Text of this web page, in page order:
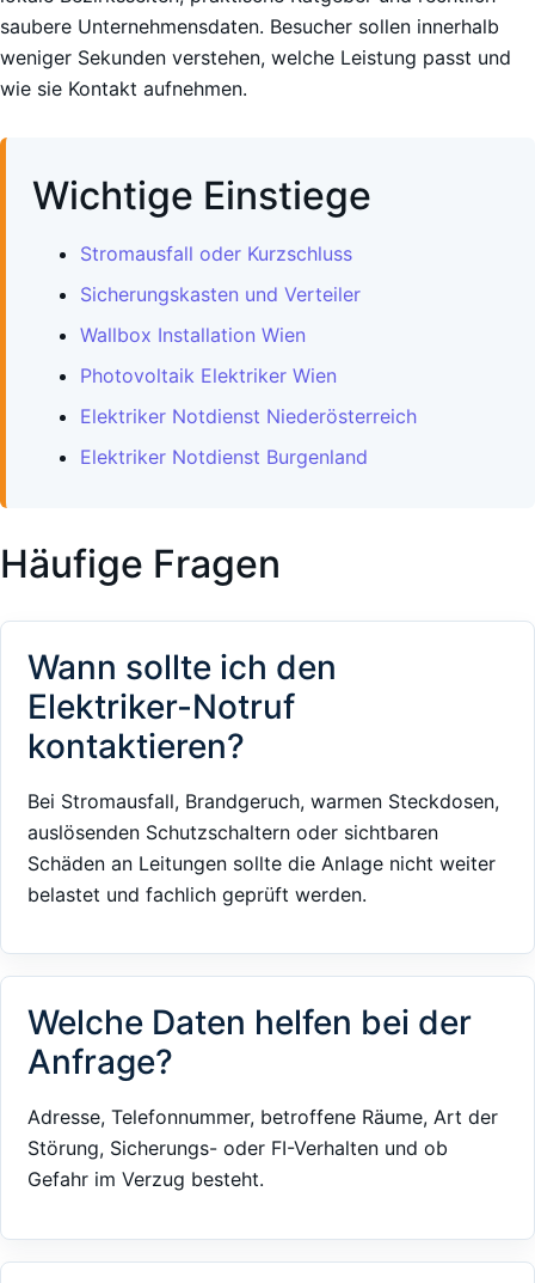
saubere Unternehmensdaten. Besucher sollen innerhalb
weniger Sekunden verstehen, welche Leistung passt und
wie sie Kontakt aufnehmen.
Wichtige Einstiege
Stromausfall oder Kurzschluss
Sicherungskasten und Verteiler
Wallbox Installation Wien
Photovoltaik Elektriker Wien
Elektriker Notdienst Niederösterreich
Elektriker Notdienst Burgenland
Häufige Fragen
Wann sollte ich den
Elektriker-Notruf
kontaktieren?
Bei Stromausfall, Brandgeruch, warmen Steckdosen,
auslösenden Schutzschaltern oder sichtbaren
Schäden an Leitungen sollte die Anlage nicht weiter
belastet und fachlich geprüft werden.
Welche Daten helfen bei der
Anfrage?
Adresse, Telefonnummer, betroffene Räume, Art der
Störung, Sicherungs- oder FI-Verhalten und ob
Gefahr im Verzug besteht.